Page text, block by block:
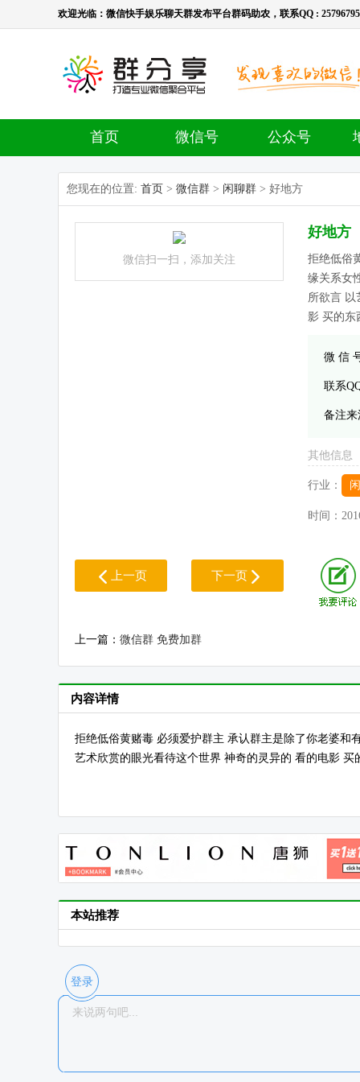
欢迎光临：微信快手娱乐聊天群发布平台群码助农，联系QQ :
首页 微信号 公众号
您现在的位置: 首页 > 微信群 > 闲聊群 > 好地方
微信扫一扫，添加关注
好地方
拒绝低俗
缘关系女
所欲言 以
影 买的东
微 信
联系
备注
其他信息
行业：
时间：
上一页 下一页
上一篇： 微信群 免费加群
内容详情
拒绝低俗黄赌毒 必须爱护群主 承认群主是除了你老婆和
艺术欣赏的眼光看待这个世界 神奇的灵异的 看的电影 买
本站推荐
登录